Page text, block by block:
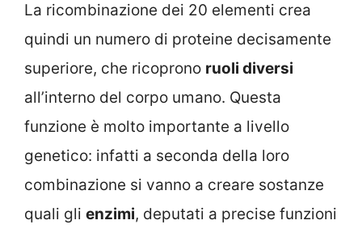
La ricombinazione dei 20 elementi crea
quindi un numero di proteine decisamente
superiore, che ricoprono ruoli diversi
all’interno del corpo umano. Questa
funzione è molto importante a livello
genetico: infatti a seconda della loro
combinazione si vanno a creare sostanze
quali gli enzimi, deputati a precise funzioni